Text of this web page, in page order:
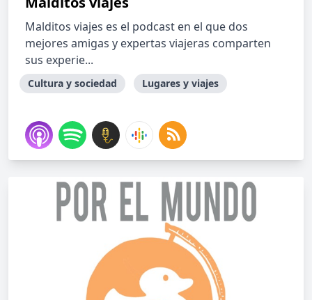
Malditos viajes es el podcast en el que dos
mejores amigas y expertas viajeras comparten
sus experie...
Cultura y sociedad Lugares y viajes